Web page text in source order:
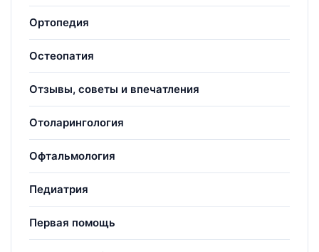
Ортопедия
Остеопатия
Отзывы, советы и впечатления
Отоларингология
Офтальмология
Педиатрия
Первая помощь